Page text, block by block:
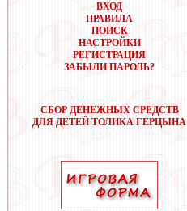
ВХОД
ПРАВИЛА
ПОИСК
НАСТРОЙКИ
РЕГИСТРАЦИЯ
ЗАБЫЛИ ПАРОЛЬ?
СБОР ДЕНЕЖНЫХ СРЕДСТВ
ДЛЯ ДЕТЕЙ ТОЛИКА ГЕРЦЫНА